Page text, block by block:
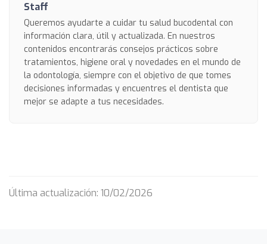
Staff
Queremos ayudarte a cuidar tu salud bucodental con
información clara, útil y actualizada. En nuestros
contenidos encontrarás consejos prácticos sobre
tratamientos, higiene oral y novedades en el mundo de
la odontología, siempre con el objetivo de que tomes
decisiones informadas y encuentres el dentista que
mejor se adapte a tus necesidades.
Última actualización: 10/02/2026